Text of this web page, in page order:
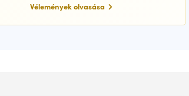
Vélemények olvasása